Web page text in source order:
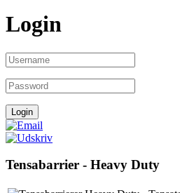
Login
Tensabarrier - Heavy Duty